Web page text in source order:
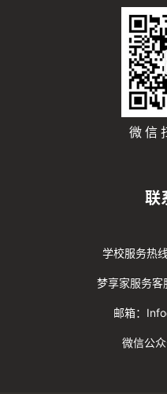
微信
联
学校服务热
梦享家服务
邮箱：
微信公